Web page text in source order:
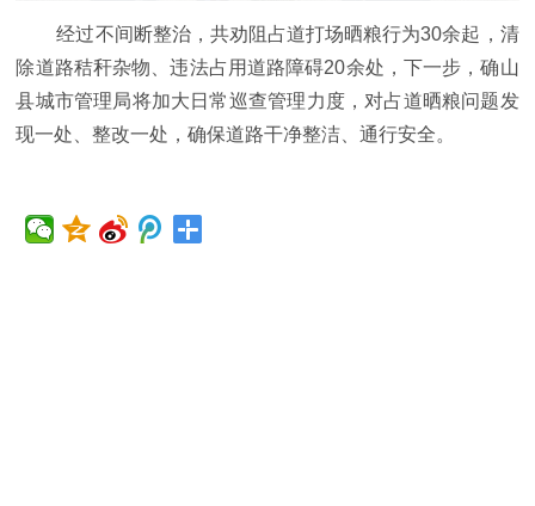
经过不间断整治，共劝阻占道打场晒粮行为30余起，清
除道路秸秆杂物、违法占用道路障碍20余处，下一步，确山
县城市管理局将加大日常巡查管理力度，对占道晒粮问题发
现一处、整改一处，确保道路干净整洁、通行安全。